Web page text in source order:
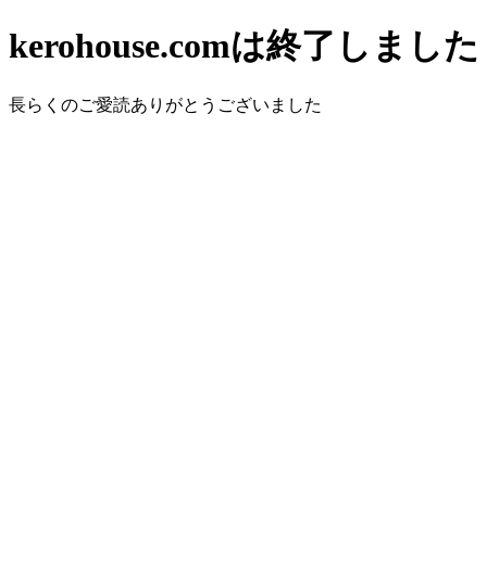
kerohouse.comは終了しました
長らくのご愛読ありがとうございました